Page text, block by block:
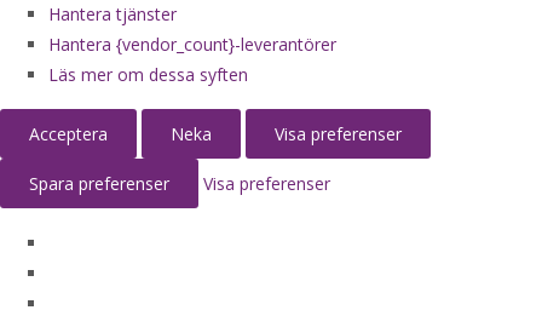
Hantera tjänster
Hantera {vendor_count}-leverantörer
Läs mer om dessa syften
Acceptera Neka Visa preferenser
Spara preferenser Visa preferenser